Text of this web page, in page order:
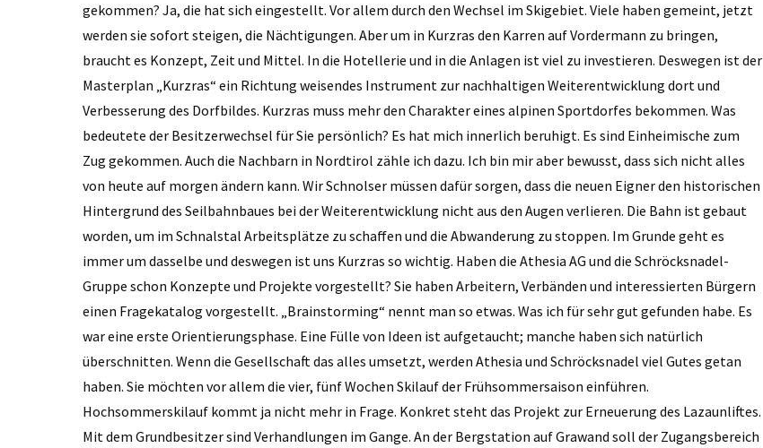
gekommen? Ja, die hat sich eingestellt. Vor allem durch den Wechsel im Skigebiet. Viele haben gemeint, jetzt
werden sie sofort steigen, die Nächtigungen. Aber um in Kurzras den Karren auf Vordermann zu bringen,
braucht es Konzept, Zeit und Mittel. In die Hotellerie und in die Anlagen ist viel zu investieren. Deswegen ist der
Masterplan „Kurzras“ ein Richtung weisendes Instrument zur nachhaltigen Weiterentwicklung dort und
Verbesserung des Dorfbildes. Kurzras muss mehr den Charakter eines alpinen Sportdorfes bekommen. Was
bedeutete der Besitzerwechsel für Sie persönlich? Es hat mich innerlich beruhigt. Es sind Einheimische zum
Zug gekommen. Auch die Nachbarn in Nordtirol zähle ich dazu. Ich bin mir aber bewusst, dass sich nicht alles
von heute auf morgen ändern kann. Wir Schnolser müssen dafür sorgen, dass die neuen Eigner den historischen
Hintergrund des Seilbahnbaues bei der Weiterent­wicklung nicht aus den Augen verlieren. Die Bahn ist gebaut
worden, um im Schnalstal Arbeitsplätze zu schaffen und die Abwanderung zu stoppen. Im Grunde geht es
immer um dasselbe und deswegen ist uns Kurzras so wichtig. Haben die Athesia AG und die Schröcksnadel-
Gruppe schon Konzepte und Projekte vorgestellt? Sie haben Arbeitern, Verbänden und interessierten Bürgern
einen Fragekatalog vorgestellt. „Brainstorming“ nennt man so etwas. Was ich für sehr gut gefunden habe. Es
war eine erste Orientierungsphase. Eine Fülle von Ideen ist aufgetaucht; manche haben sich natürlich
überschnitten. Wenn die Gesellschaft das alles umsetzt, werden Athesia und Schröcksnadel viel Gutes getan
haben. Sie möchten vor allem die vier, fünf Wochen Skilauf der Frühsommersaison einführen.
Hochsommerskilauf kommt ja nicht mehr in Frage. Konkret steht das Projekt zur Erneuerung des Lazaunliftes.
Mit dem Grund­besitzer sind Verhandlungen im Gange. An der Bergstation auf Grawand soll der Zugangsbereich